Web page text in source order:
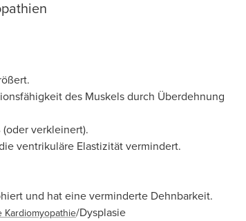
des Muskels durch Überdehnung
(oder verkleinert).
ventrikuläre Elastizität vermindert.
und hat eine verminderte Dehnbarkeit.
/Dysplasie